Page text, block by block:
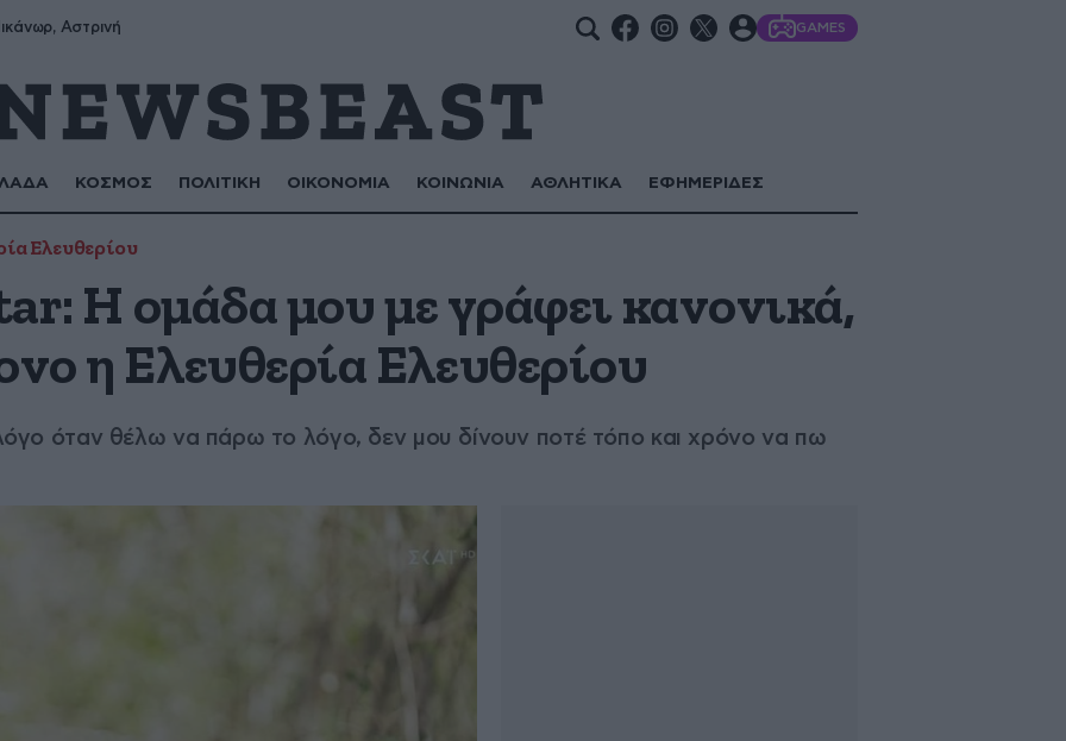
Αστρινή GAMES
ΚΟΣΜΟΣ ΠΟΛΙΤΙΚΗ ΟΙΚΟΝΟΜΙΑ ΚΟΙΝΩΝΙΑ ΑΘΛΗΤΙΚΑ ΕΦΗΜΕΡΙΔΕΣ
Ελευθερίου
Η ομάδα μου με γράφει κανονικά,
η Ελευθερία Ελευθερίου
λόγο όταν θέλω να πάρω το λόγο, δεν μου δίνουν ποτέ τόπο και χρόνο να πω